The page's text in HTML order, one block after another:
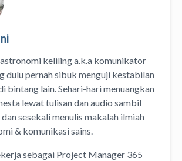
kelilinga.k.a komunikator
dulu pernah sibuk menguji kestabilan
bintang lain. Sehari-hari menuangkan
lewattulisandanaudio sambil
sesekali menulis makalah ilmiah
& komunikasi sains.
sebagai Project Manager 365